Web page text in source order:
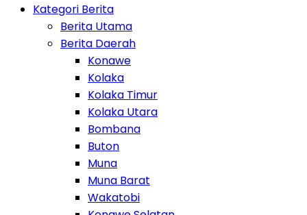
Kategori Berita
Berita Utama
Berita Daerah
Konawe
Kolaka
Kolaka Timur
Kolaka Utara
Bombana
Buton
Muna
Muna Barat
Wakatobi